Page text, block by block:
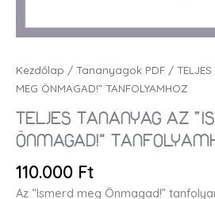
Kezdőlap / Tananyagok PDF / TELJES
MEG ÖNMAGAD!” TANFOLYAMHOZ
TELJES TANANYAG AZ
ÖNMAGAD!”
110.000 Ft
Az “Ismerd meg Önmagad!”